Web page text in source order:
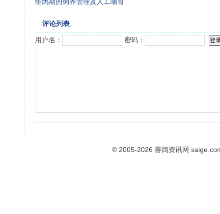
雏鸽期的饲养管理及人工哺育
评论列表
用户名： 密码：
© 2005-2026 赛鸽资讯网